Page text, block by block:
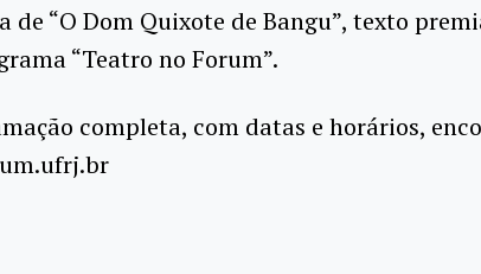
de “O Dom Quixote de Bangu”, texto
“Teatro no Forum”.
completa, com datas e horários,